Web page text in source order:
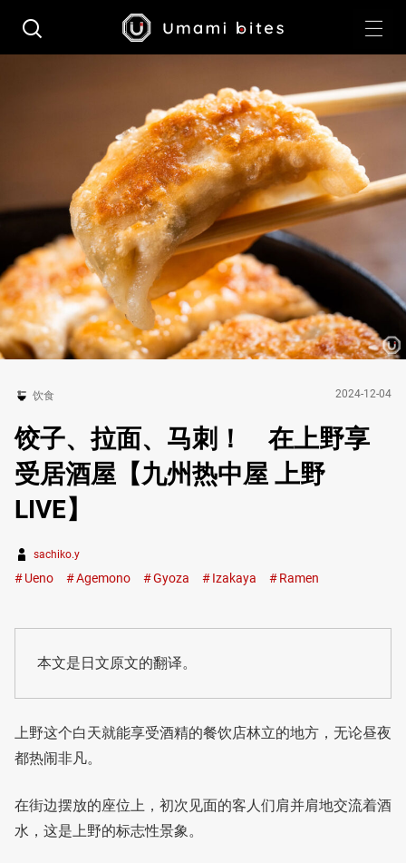
饮食 2024-12-04
饺子、拉面、马刺！ 在上野享
受居酒屋【九州热中屋 上野
LIVE】
sachiko.y
Ueno Agemono Gyoza Izakaya Ramen
本文是日文原文的翻译。
上野这个白天就能享受酒精的餐饮店林立的地方，无论昼夜
都热闹非凡。
在街边摆放的座位上，初次见面的客人们肩并肩地交流着酒
水，这是上野的标志性景象。